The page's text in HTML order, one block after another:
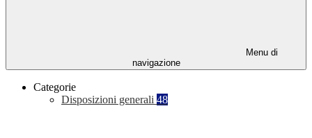
Menu di
navigazione
Categorie
Disposizioni generali 48